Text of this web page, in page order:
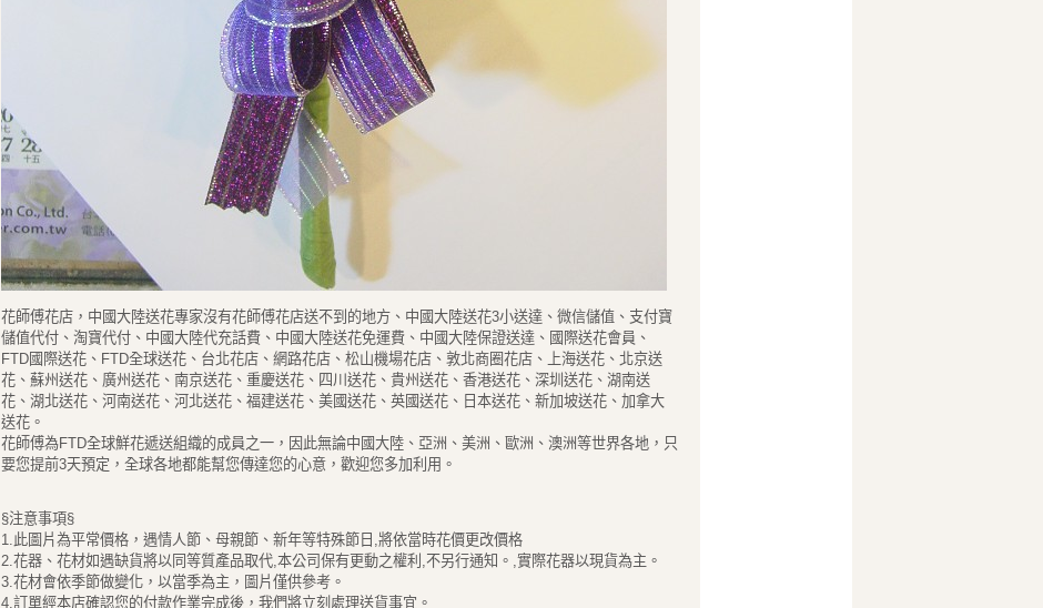
花師傅花店，中國大陸送花專家沒有花師傅花店送不到的地方、中國大陸送花3小送達、微信儲值、支付寶
儲值代付、淘寶代付、中國大陸代充話費、中國大陸送花免運費、中國大陸保證送達、國際送花會員、
FTD國際送花、FTD全球送花、台北花店、網路花店、松山機場花店、敦北商圈花店、上海送花、北京送
花、蘇州送花、廣州送花、南京送花、重慶送花、四川送花、貴州送花、香港送花、深圳送花、湖南送
花、湖北送花、河南送花、河北送花、福建送花、美國送花、英國送花、日本送花、新加坡送花、加拿大
送花。
花師傅為FTD全球鮮花遞送組織的成員之一，因此無論中國大陸、亞洲、美洲、歐洲、澳洲等世界各地，只
要您提前3天預定，全球各地都能幫您傳達您的心意，歡迎您多加利用。
§注意事項§
1.此圖片為平常價格，遇情人節、母親節、新年等特殊節日,將依當時花價更改價格
2.花器、花材如遇缺貨將以同等質產品取代,本公司保有更動之權利,不另行通知。,實際花器以現貨為主。
3.花材會依季節做變化，以當季為主，圖片僅供參考。
4.訂單經本店確認您的付款作業完成後，我們將立刻處理送貨事宜。